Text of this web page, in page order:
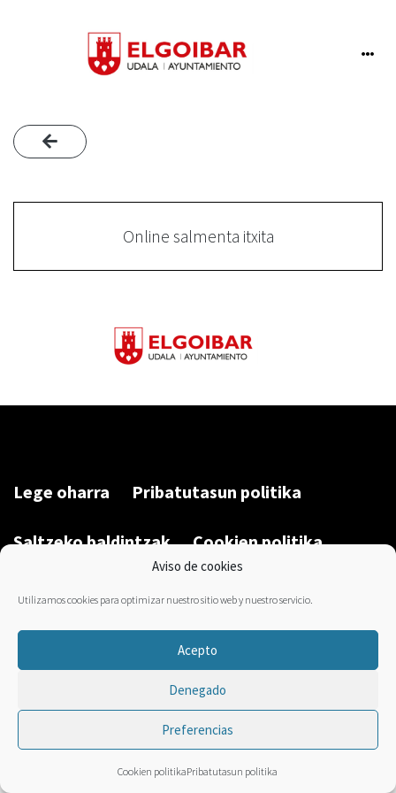
Aviso de cookies
Utilizamos cookies para optimizar nuestro sitio web y nuestro servicio.
Acepto
Denegado
Preferencias
Cookien politikaPribatutasun politika
Online salmenta itxita
Lege oharra Pribatutasun politika
Saltzeko baldintzak Cookien politika
Garatu du/Desarrollado por:Bravo Manager2026